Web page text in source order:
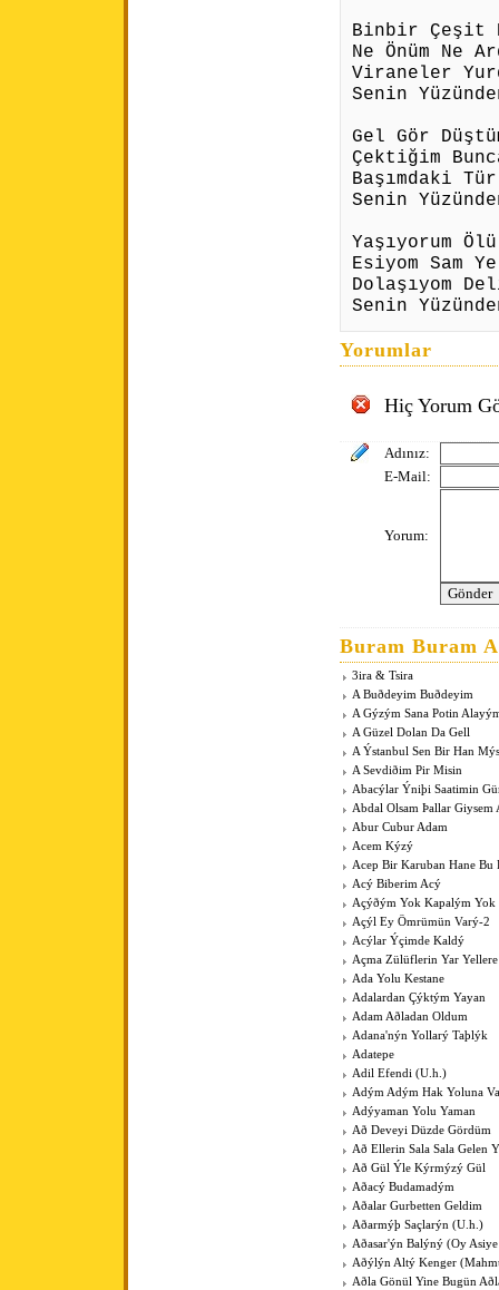
Binbir Çeşit
Ne Önüm Ne
Viraneler
Senin
Gel Gör
Çektiğim
Başımdaki
Senin
Yaşıyorum
Esiyom Sam
Dolaşıyom
Senin
Yorumlar
Hiç Yorum
Adınız:
E-Mail:
Yorum:
Buram Buram
3ira & Tsira
A Buðdeyim Buðdeyim
A Gýzým Sana Potin
A Güzel Dolan Da Gell
A Ýstanbul Sen Bir Han
A Sevdiðim Pir Misin
Abacýlar Ýniþi Saatimin
Abdal Olsam Þallar Giysem
Abur Cubur Adam
Acem Kýzý
Acep Bir Karuban Hane Bu
Acý Biberim Acý
Açýðým Yok Kapalým Yok
Açýl Ey Ömrümün Varý-2
Acýlar Ýçimde Kaldý
Açma Zülüflerin Yar
Ada Yolu Kestane
Adalardan Çýktým Yayan
Adam Aðladan Oldum
Adana'nýn Yollarý Taþlýk
Adatepe
Adil Efendi (U.h.)
Adým Adým Hak Yoluna
Adýyaman Yolu Yaman
Að Deveyi Düzde Gördüm
Að Ellerin Sala Sala Gelen
Að Gül Ýle Kýrmýzý Gül
Aðacý Budamadým
Aðalar Gurbetten Geldim
Aðarmýþ Saçlarýn (U.h.)
Aðasar'ýn Balýný (Oy
Aðýlýn Altý Kenger
Aðla Gönül Yine Bugün